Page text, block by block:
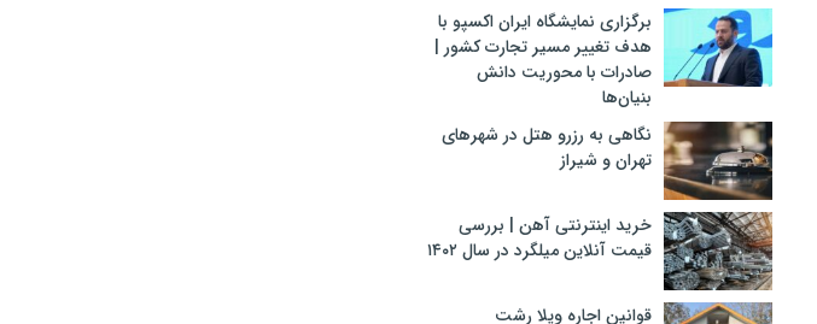
برگزاری نمایشگاه ایران اکسپو با
هدف تغییر مسیر تجارت کشور |
صادرات با محوریت دانش
بنیان‌ها
نگاهی به رزرو هتل در شهرهای
تهران و شیراز
خرید اینترنتی آهن | بررسی
قیمت آنلاین میلگرد در سال ۱۴۰۲
قوانین اجاره ویلا رشت